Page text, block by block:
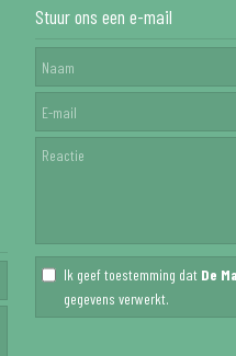
Stuur ons een e-mail
Ik geef toestemming dat De
gegevens verwerkt.